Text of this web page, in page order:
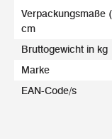
Verpackungsmaße
cm
Bruttogewicht in kg
Marke
EAN-Code/s